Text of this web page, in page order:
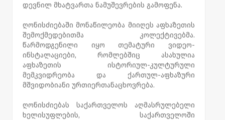
დევნილ მხატვართა ნამუშევრების გამოფენა.
ღონისძიებაში მონაწილეობა მიიღეს აფხაზეთის
შემოქმედებითმა კოლექტივებმა.
წარმოდგენილი იყო თემატური ვიდეო-
ინსტალაციები, რომლებშიც ასახულია
აფხაზეთის ისტორიულ-კულტურული
მემკვიდრეობა და ქართულ-აფხაზური
მშვიდობიანი ურთიერთანაცხოვრება.
ღონისძიებას საქართველოს აღმასრულებელი
ხელისუფლების, საქართველოში